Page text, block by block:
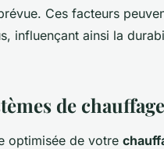
Ces facteurs
influençant ainsi la
de
optimisée de votre